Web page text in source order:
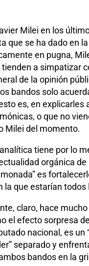
Milei en los
que se ha dado en
en pugna,
a simpatizar
de la opinión
bandos solo
es, en
o que no
Milei del momento.
tiene por lo
orgánica
es
la que estarían
claro, hace
el efecto sorpresa
nacional, es
separado y
bandos en la